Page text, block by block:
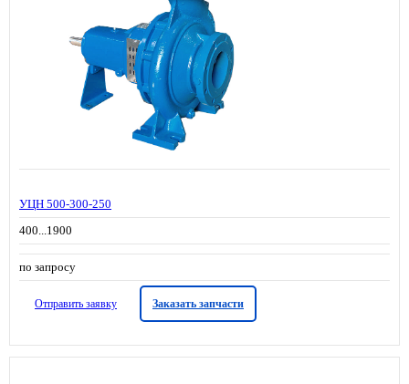
УЦН 500-300-250
400...1900
по запросу
Отправить заявку Заказать запчасти